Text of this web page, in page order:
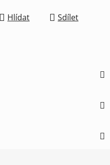
Hlídat Sdílet